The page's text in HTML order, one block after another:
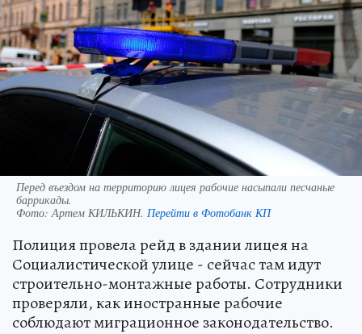
Перед въездом на территорию лицея рабочие насыпали песчаные
баррикады.
Фото: Артем КИЛЬКИН. Перейти в Фотобанк КП
Полиция провела рейд в здании лицея на
Социалистической улице - сейчас там идут
строительно-монтажные работы. Сотрудники
проверяли, как иностранные рабочие
соблюдают миграционное законодательство.